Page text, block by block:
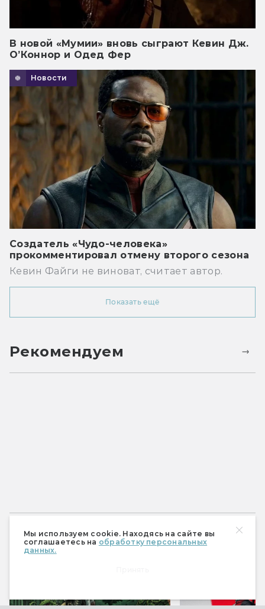
Мы используем cookie. Находясь на сайте вы
соглашаетесь на обработку персональных
данных.
В новой «Мумии» вновь сыграют Кевин Дж.
О’Коннор и Одед Фер
Новости
Создатель «Чудо-человека»
прокомментировал отмену второго сезона
Кевин Файги не виноват, считает автор.
Показать ещё
Рекомендуем
Спецпроекты